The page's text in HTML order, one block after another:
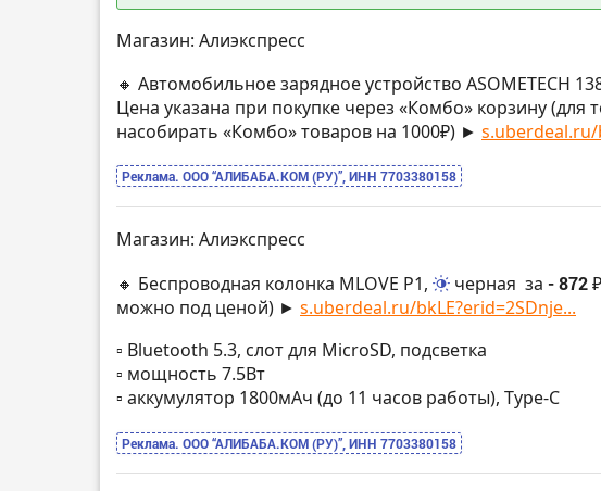
Магазин: Алиэкспресс
🔸 Автомобильное зарядное устройство ASOMETECH
Цена указана при покупке через «Комбо» корзину (для
насобирать «Комбо» товаров на 1000₽) ► s.uberdeal.ru/
Реклама. ООО “АЛИБАБА.КОМ (РУ)”, ИНН 7703380158
Магазин: Алиэкспресс
🔸 Беспроводная колонка MLOVE P1,
черная за - 872 ₽
можно под ценой) ► s.uberdeal.ru/bkLE?erid=2SDnje...
▫️ Bluetooth 5.3, слот для MicroSD, подсветка
▫️ мощность 7.5Вт
▫️ аккумулятор 1800мАч (до 11 часов работы), Type-C
Реклама. ООО “АЛИБАБА.КОМ (РУ)”, ИНН 7703380158